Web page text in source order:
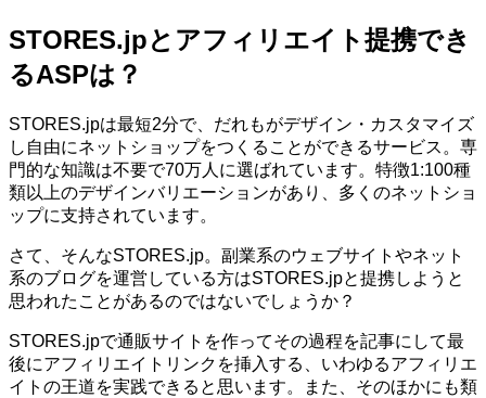
STORES.jpとアフィリエイト提携でき
るASPは？
STORES.jpは最短2分で、だれもがデザイン・カスタマイズ
し自由にネットショップをつくることができるサービス。専
門的な知識は不要で70万人に選ばれています。特徴1:100種
類以上のデザインバリエーションがあり、多くのネットショ
ップに支持されています。
さて、そんなSTORES.jp。副業系のウェブサイトやネット
系のブログを運営している方はSTORES.jpと提携しようと
思われたことがあるのではないでしょうか？
STORES.jpで通販サイトを作ってその過程を記事にして最
後にアフィリエイトリンクを挿入する、いわゆるアフィリエ
イトの王道を実践できると思います。また、そのほかにも類